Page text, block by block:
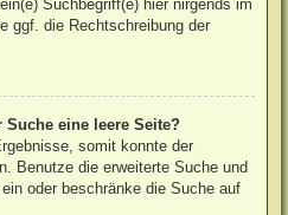
Suchbegriff(e) hier nirgends im
ggf. die Rechtschreibung der
eine leere Seite?
somit konnte der
Benutze die erweiterte Suche und
oder beschränke die Suche auf